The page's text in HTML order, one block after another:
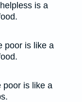
is a
poor is like a
poor is like a